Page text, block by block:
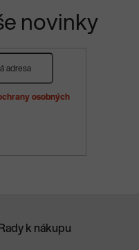
novinky
osobných
k nákupu